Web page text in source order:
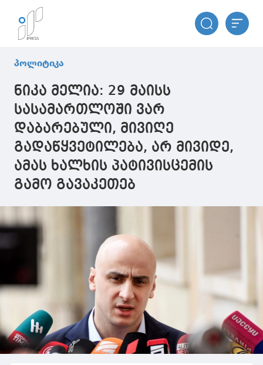
პოლიტიკა
ნიკა მელია: 29 მაისს
სასამართლოში ვარ
დაბარებული, მივიღე
გადაწყვეტილება, არ მივიდე,
ამას ხალხის პატივისცემის
გამო გავაკეთებ